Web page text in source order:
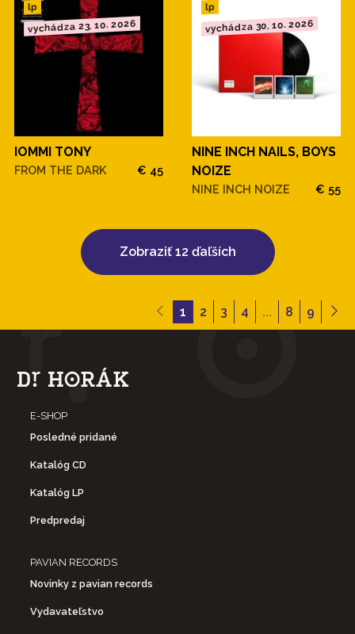
lp
vychádza 23. 10. 2026
IOMMI TONY
FROM THE DARK € 45
lp
vychádza 30. 10. 2026
NINE INCH NAILS, BOYS
NOIZE
NINE INCH NOIZE € 55
Zobraziť 12 ďaľších
1 2 3 4 ... 8 9
E-SHOP
Posledné pridané
Katalóg CD
Katalóg LP
Predpredaj
PAVIAN RECORDS
Novinky z pavian records
Vydavateľstvo